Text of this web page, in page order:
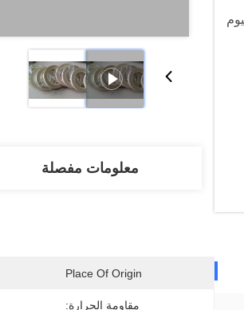
معلومات مفصلة
Place Of Origin
مقاومة الحرارة: